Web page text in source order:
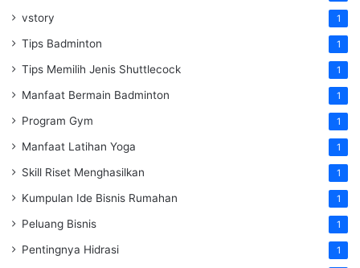
vstory 1
Tips Badminton 1
Tips Memilih Jenis Shuttlecock 1
Manfaat Bermain Badminton 1
Program Gym 1
Manfaat Latihan Yoga 1
Skill Riset Menghasilkan 1
Kumpulan Ide Bisnis Rumahan 1
Peluang Bisnis 1
Pentingnya Hidrasi 1